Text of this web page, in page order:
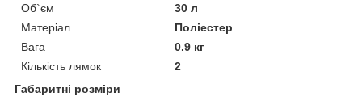
Об`єм
30 л
Матеріал
Поліестер
Вага
0.9 кг
Кількість лямок
2
Габаритні розміри